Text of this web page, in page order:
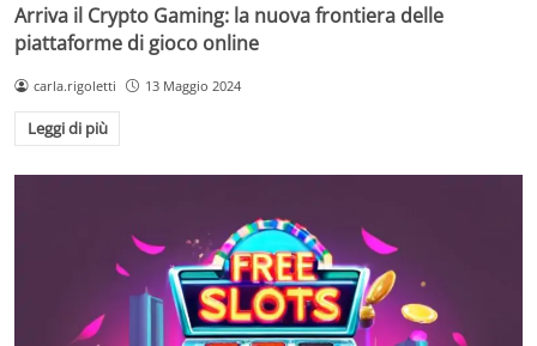
Arriva il Crypto Gaming: la nuova frontiera delle
piattaforme di gioco online
carla.rigoletti 13 Maggio 2024
Leggi di più